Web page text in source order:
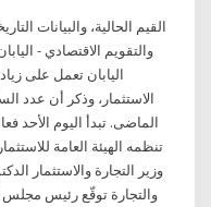
القيم الحالية، والبيانات
والتقويم الاقتصادي -
اليابان تعمل على
الاستثمار، وذكر أن عدد
الماضى. تبدأ اليوم الأحد
تنظمه الهيئة العامة
وزير التجارة والاستثمار
والتجارة توقّع رئيس مجلس